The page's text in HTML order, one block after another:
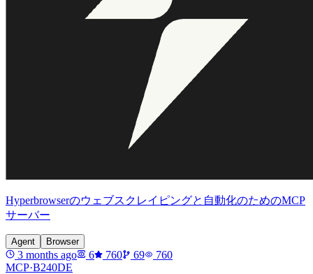
Hyperbrowserのウェブスクレイピングと自動化のためのMCP
サーバー
Agent Browser
3 months ago 6 760 69
760
MCP·B240DE